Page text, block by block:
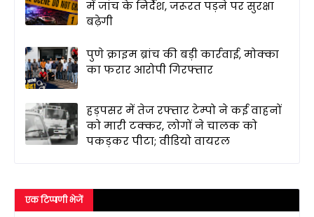
में जांच के निर्देश, जरूरत पड़ने पर सुरक्षा
बढ़ेगी
पुणे क्राइम ब्रांच की बड़ी कार्रवाई, मोक्का
का फरार आरोपी गिरफ्तार
हड़पसर में तेज रफ्तार टेम्पो ने कई वाहनों
को मारी टक्कर, लोगों ने चालक को
पकड़कर पीटा; वीडियो वायरल
एक टिप्पणी भेजें